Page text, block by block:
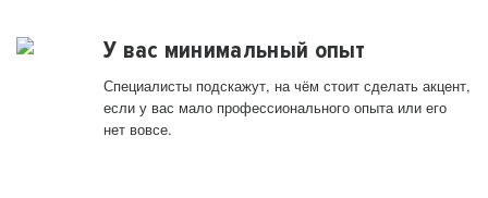
У вас минимальный опыт
Специалисты подскажут, на чём стоит сделать акцент,
если у вас мало профессионального опыта или его
нет вовсе.